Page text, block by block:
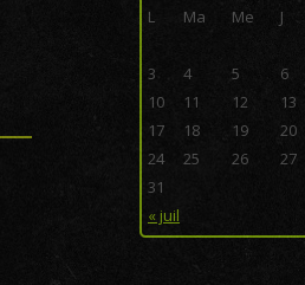
L
Ma Me J
« juil
3
4 5 6
10
11 12 13
17
18 19 20
24
25 26 27
31